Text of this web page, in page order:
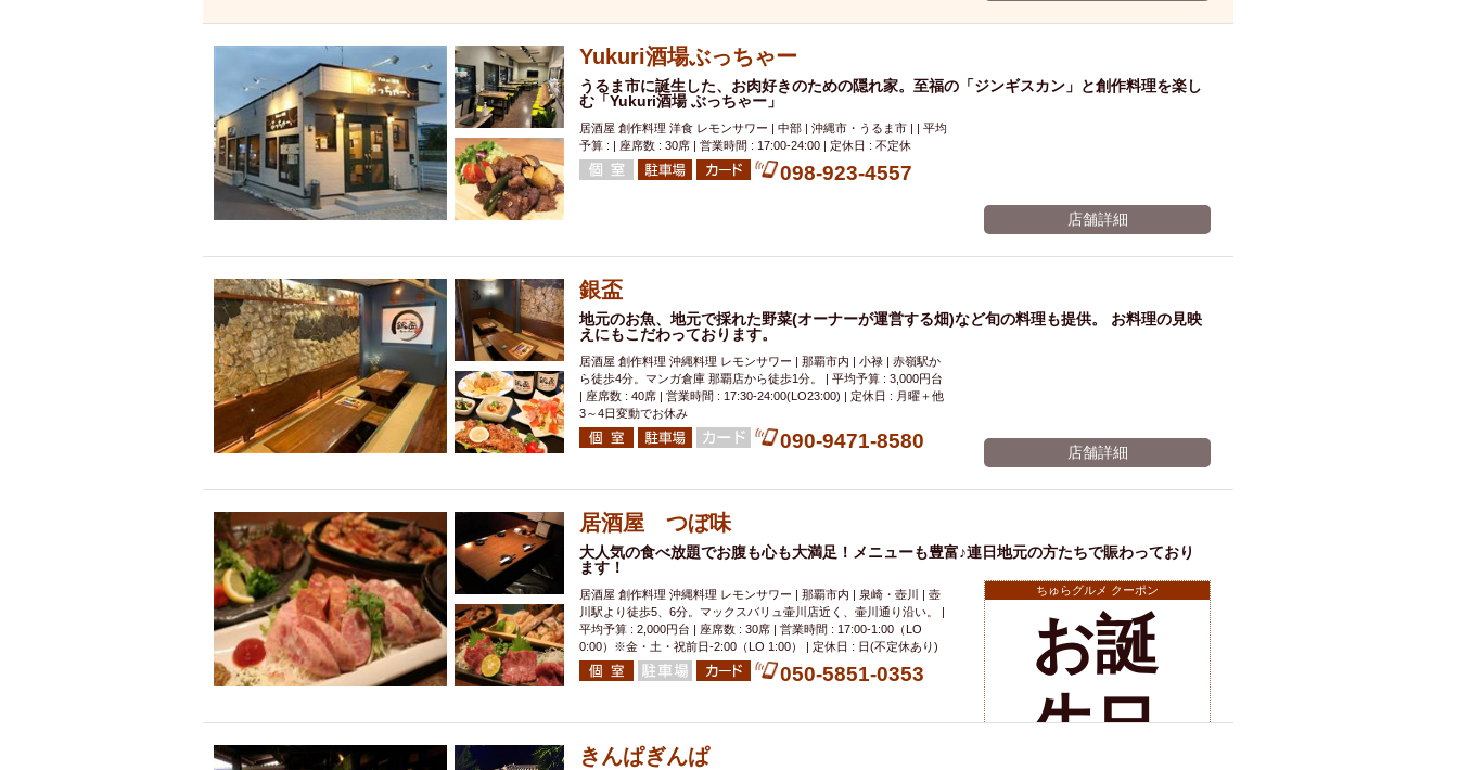
ホッピー
焼肉 電気ブラン エビスビール ウェディング
マイク
サッポロ 昼宴会 イベリコ豚 山盛、メガ盛り 日本そば 冬限定メニュー
おでん
市立病院前駅周辺
中華 お好み焼き・もんじゃ オーガニック
綺麗orお洒落なトイレ
ランチバイキング フルーツハイボール 飲み比べセット 首里駅周辺
クラフトビール
鉄板焼き 幹事様特典 おばんざい チーズタッカルビ 奥武山公園駅周辺
壺川駅周辺
秋限定メニュー
一品
サー
ビス
Yukuri酒場ぶっちゃー
うるま市に誕生した、お肉好きのための隠れ家。至福の「ジンギスカン」と創作料理を楽し
む「Yukuri酒場 ぶっちゃー」
居酒屋 創作料理 洋食 レモンサワー | 中部 | 沖縄市・うるま市 | | 平均
予算 : | 座席数 : 30席 | 営業時間 : 17:00-24:00 | 定休日 : 不定休
098-923-4557
店舗詳細
銀盃
地元のお魚、地元で採れた野菜(オーナーが運営する畑)など旬の料理も提供。 お料理の見映
えにもこだわっております。
居酒屋 創作料理 沖縄料理 レモンサワー | 那覇市内 | 小禄 | 赤嶺駅か
ら徒歩4分。マンガ倉庫 那覇店から徒歩1分。 | 平均予算 : 3,000円台
| 座席数 : 40席 | 営業時間 : 17:30-24:00(LO23:00) | 定休日 : 月曜＋他
3～4日変動でお休み
090-9471-8580 店舗詳細
居酒屋 つぼ味
大人気の食べ放題でお腹も心も大満足！メニューも豊富♪連日地元の方たちで賑わっており
ます！
居酒屋 創作料理 沖縄料理 レモンサワー | 那覇市内 | 泉崎・壺川 | 壺
川駅より徒歩5、6分。マックスバリュ壷川店近く、壷川通り沿い。 |
平均予算 : 2,000円台 | 座席数 : 30席 | 営業時間 : 17:00-1:00（LO
0:00）※金・土・祝前日-2:00（LO 1:00） | 定休日 : 日(不定休あり)
050-5851-0353
ちゅらグルメ クーポン
お誕
生日
きんぱぎんぱ